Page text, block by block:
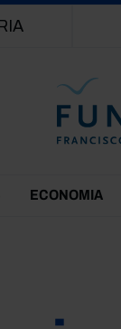
ECONOMIA